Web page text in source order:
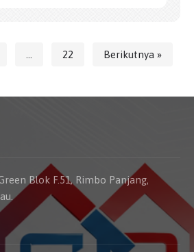
22 Berikutnya »
Blok F.51, Rimbo Panjang,